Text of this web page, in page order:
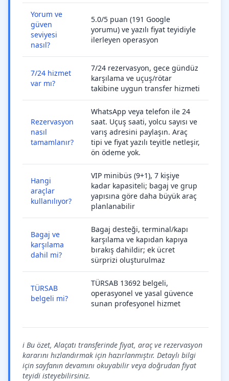
Yorum ve
güven
seviyesi
nasıl?
5.0/5 puan (191 Google
yorumu) ve yazılı fiyat teyidiyle
ilerleyen operasyon
7/24 hizmet
var mı?
7/24 rezervasyon, gece gündüz
karşılama ve uçuş/rötar
takibine uygun transfer hizmeti
Rezervasyon
nasıl
tamamlanır?
WhatsApp veya telefon ile 24
saat. Uçuş saati, yolcu sayısı ve
varış adresini paylaşın. Araç
tipi ve fiyat yazılı teyitle netleşir,
ön ödeme yok.
Hangi
araçlar
kullanılıyor?
VIP minibüs (9+1), 7 kişiye
kadar kapasiteli; bagaj ve grup
yapısına göre daha büyük araç
planlanabilir
Bagaj ve
karşılama
dahil mi?
Bagaj desteği, terminal/kapı
karşılama ve kapıdan kapıya
bırakış dahildir; ek ücret
sürprizi oluşturulmaz
TÜRSAB
belgeli mi?
TÜRSAB 13692 belgeli,
operasyonel ve yasal güvence
sunan profesyonel hizmet
ℹ️ Bu özet, Alaçatı transferinde fiyat, araç ve rezervasyon
kararını hızlandırmak için hazırlanmıştır. Detaylı bilgi
için sayfanın devamını okuyabilir veya doğrudan fiyat
teyidi isteyebilirsiniz.